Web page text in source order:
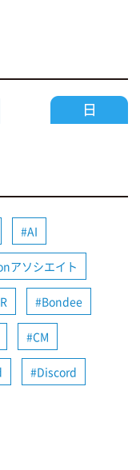
AI
アソシエイト
Bondee
CM
Discord